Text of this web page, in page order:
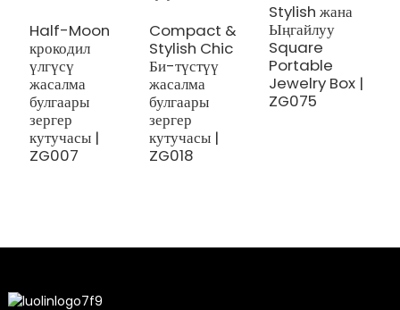
Half-Moon
крокодил
үлгүсү
жасалма
булгаары
зергер
кутучасы |
ZG007
Compact &
Stylish Chic
Би-түстүү
жасалма
булгаары
зергер
кутучасы |
ZG018
Stylish жана
Ыңгайлуу
Square
Portable
Jewelry Box |
ZG075